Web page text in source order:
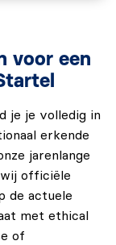
voor een
je je volledig in
erkende
jarenlange
officiële
de actuele
met ethical
of